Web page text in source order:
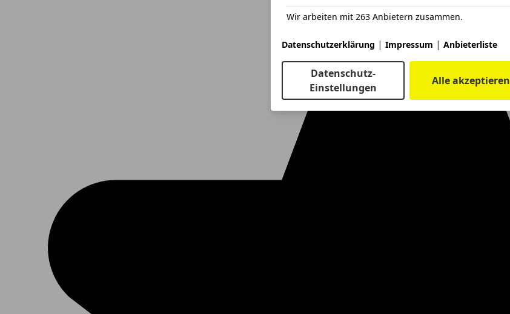
Wir arbeiten mit 263 Anbietern zusammen.
Datenschutzerklärung | Impressum | Anbieterliste
Datenschutz-
Einstellungen
Alle akzeptieren